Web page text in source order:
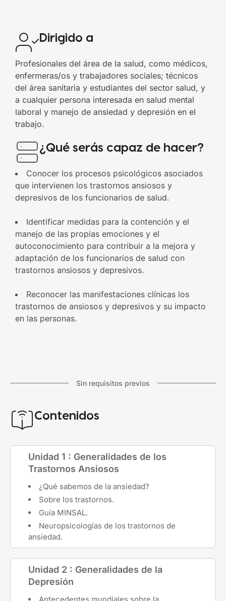
Dirigido a
Profesionales del área de la salud, como médicos,
enfermeras/os y trabajadores sociales; técnicos
del área sanitaria y estudiantes del sector salud, y
a cualquier persona interesada en salud mental
laboral y manejo de ansiedad y depresión en el
trabajo.
¿Qué serás capaz de hacer?
Conocer los procesos psicológicos asociados
que intervienen los trastornos ansiosos y
depresivos de los funcionarios de salud.
Identificar medidas para la contención y el
manejo de las propias emociones y el
autoconocimiento para contribuir a la mejora y
adaptación de los funcionarios de salud con
trastornos ansiosos y depresivos.
Reconocer las manifestaciones clínicas los
trastornos de ansiosos y depresivos y su impacto
en las personas.
Sin requisitos previos
Contenidos
Unidad 1 : Generalidades de los
Trastornos Ansiosos
¿Qué sabemos de la ansiedad?
Sobre los trastornos.
Guía MINSAL.
Neuropsicologías de los trastornos de
ansiedad.
Unidad 2 : Generalidades de la
Depresión